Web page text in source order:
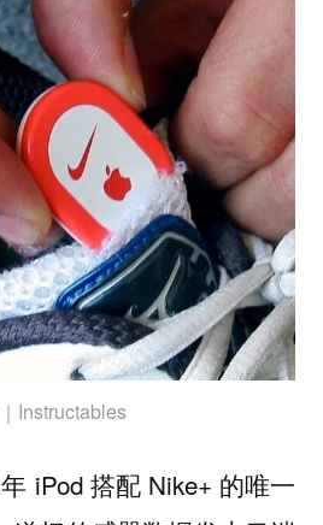
Instructables
iPod 搭配 Nike+ 的唯一